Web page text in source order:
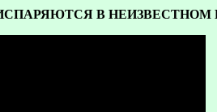
В НЕИЗВЕСТНОМ